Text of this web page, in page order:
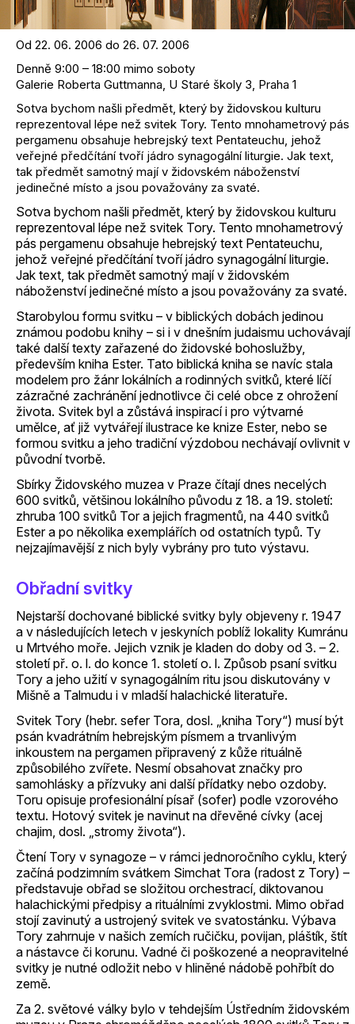
O SVITKU
Od 22. 06. 2006 do 26. 07. 2006
Denně 9:00 – 18:00 mimo soboty
Galerie Roberta Guttmanna, U Staré školy 3, Praha 1
Sotva bychom našli předmět, který by židovskou kulturu
reprezentoval lépe než svitek Tory. Tento mnohametrový pás
pergamenu obsahuje hebrejský text Pentateuchu, jehož
veřejné předčítání tvoří jádro synagogální liturgie. Jak text,
tak předmět samotný mají v židovském náboženství
jedinečné místo a jsou považovány za svaté.
Sotva bychom našli předmět, který by židovskou kulturu
reprezentoval lépe než svitek Tory. Tento mnohametrový
pás pergamenu obsahuje hebrejský text Pentateuchu,
jehož veřejné předčítání tvoří jádro synagogální liturgie.
Jak text, tak předmět samotný mají v židovském
náboženství jedinečné místo a jsou považovány za svaté.
Starobylou formu svitku – v biblických dobách jedinou
známou podobu knihy – si i v dnešním judaismu uchovávají
také další texty zařazené do židovské bohoslužby,
především kniha Ester. Tato biblická kniha se navíc stala
modelem pro žánr lokálních a rodinných svitků, které líčí
zázračné zachránění jednotlivce či celé obce z ohrožení
života. Svitek byl a zůstává inspirací i pro výtvarné
umělce, ať již vytvářejí ilustrace ke knize Ester, nebo se
formou svitku a jeho tradiční výzdobou nechávají ovlivnit v
původní tvorbě.
Sbírky Židovského muzea v Praze čítají dnes necelých
600 svitků, většinou lokálního původu z 18. a 19. století:
zhruba 100 svitků Tor a jejich fragmentů, na 440 svitků
Ester a po několika exemplářích od ostatních typů. Ty
nejzajímavější z nich byly vybrány pro tuto výstavu.
Obřadní svitky
Nejstarší dochované biblické svitky byly objeveny r. 1947
a v následujících letech v jeskyních poblíž lokality Kumránu
u Mrtvého moře. Jejich vznik je kladen do doby od 3. – 2.
století př. o. l. do konce 1. století o. l. Způsob psaní svitku
Tory a jeho užití v synagogálním ritu jsou diskutovány v
Mišně a Talmudu i v mladší halachické literatuře.
Svitek Tory (hebr. sefer Tora, dosl. „kniha Tory“) musí být
psán kvadrátním hebrejským písmem a trvanlivým
inkoustem na pergamen připravený z kůže rituálně
způsobilého zvířete. Nesmí obsahovat značky pro
samohlásky a přízvuky ani další přídatky nebo ozdoby.
Toru opisuje profesionální písař (sofer) podle vzorového
textu. Hotový svitek je navinut na dřevěné cívky (acej
chajim, dosl. „stromy života“).
Čtení Tory v synagoze – v rámci jednoročního cyklu, který
začíná podzimním svátkem Simchat Tora (radost z Tory) –
představuje obřad se složitou orchestrací, diktovanou
halachickými předpisy a rituálními zvyklostmi. Mimo obřad
stojí zavinutý a ustrojený svitek ve svatostánku. Výbava
Tory zahrnuje v našich zemích ručičku, povijan, pláštík, štít
a nástavce či korunu. Vadné či poškozené a neopravitelné
svitky je nutné odložit nebo v hliněné nádobě pohřbít do
země.
Za 2. světové války bylo v tehdejším Ústředním židovském